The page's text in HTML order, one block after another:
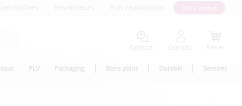
PLV Packaging Bons plans Durable Services